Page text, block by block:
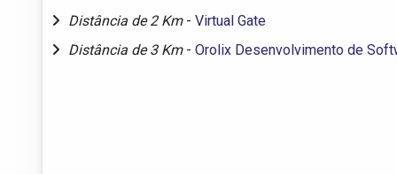
Distância de 2 Km - Virtual Gate
Distância de 3 Km - Orolix Desenvolvimento de